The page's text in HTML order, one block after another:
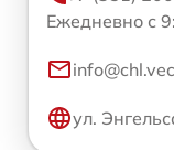
Ежедневно с
ул.